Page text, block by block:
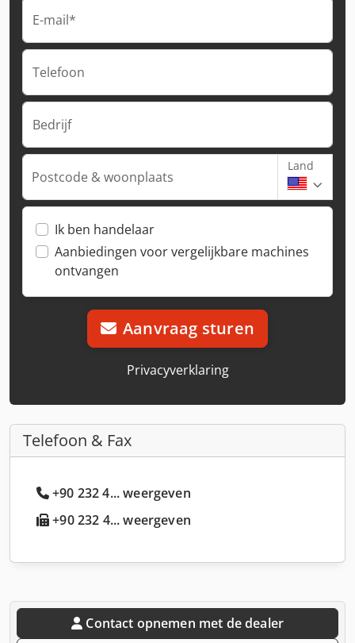
E-mail*
Telefoon
Bedrijf
Postcode & woonplaats
Land
Ik ben handelaar
Aanbiedingen voor vergelijkbare machines
ontvangen
Aanvraag sturen
Privacyverklaring
Telefoon & Fax
+90 232 4... weergeven
+90 232 4... weergeven
Contact opnemen met de dealer